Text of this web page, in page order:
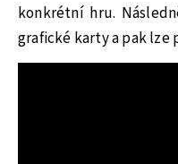
konkrétní hru.
grafické karty a pak lze